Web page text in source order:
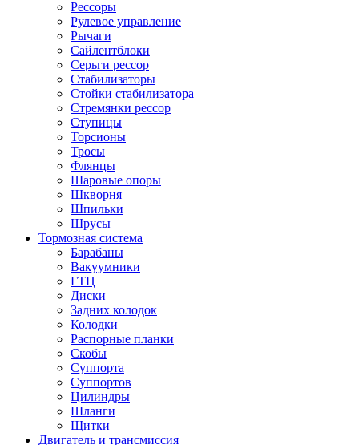
Рессоры
Рулевое управление
Рычаги
Сайлентблоки
Серьги рессор
Стабилизаторы
Стойки стабилизатора
Стремянки рессор
Ступицы
Торсионы
Тросы
Флянцы
Шаровые опоры
Шкворня
Шпильки
Шрусы
Тормозная система
Барабаны
Вакуумники
ГТЦ
Диски
Задних колодок
Колодки
Распорные планки
Скобы
Суппорта
Суппортов
Цилиндры
Шланги
Щитки
Двигатель и трансмиссия